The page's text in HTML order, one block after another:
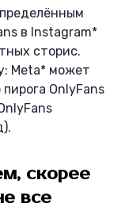
в Instagram*
сторис.
Meta* может
OnlyFans
скорее
все